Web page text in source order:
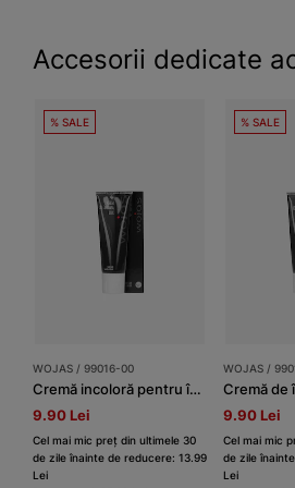
Accesorii dedicate
% SALE
WOJAS / 99016-00
Cremă incoloră pentru încălțăminte
9.90 Lei
Cel mai mic preț din ultimele 30
de zile înainte de reducere: 13.99
Lei
% SALE
WOJAS /
9.90 Lei
Cel mai mic
de zile
Lei